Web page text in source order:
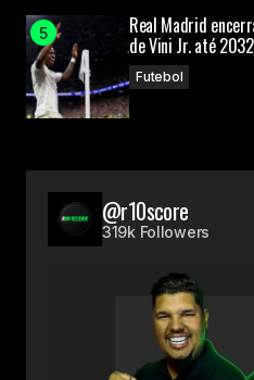
Real Madrid
de Vini Jr. até 2032
Futebol
@r10score
319k Followers